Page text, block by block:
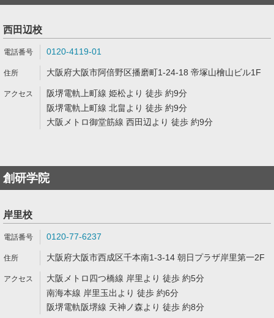
西田辺校
0120-4119-01
大阪府大阪市阿倍野区播磨町1-24-18 帝塚山檜山ビル1F
阪堺電軌上町線 姫松より 徒歩 約9分
阪堺電軌上町線 北畠より 徒歩 約9分
大阪メトロ御堂筋線 西田辺より 徒歩 約9分
創研学院
岸里校
0120-77-6237
大阪府大阪市西成区千本南1-3-14 朝日プラザ岸里第一2F
大阪メトロ四つ橋線 岸里より 徒歩 約5分
南海本線 岸里玉出より 徒歩 約6分
阪堺電軌阪堺線 天神ノ森より 徒歩 約8分